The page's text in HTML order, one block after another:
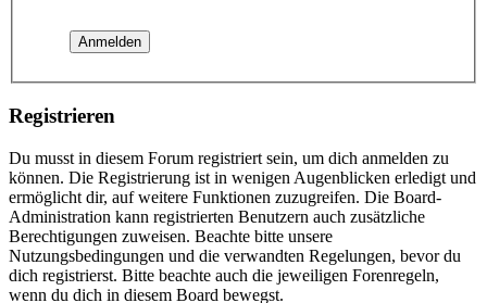
Registrieren
Du musst in diesem Forum registriert sein, um dich anmelden zu
können. Die Registrierung ist in wenigen Augenblicken erledigt und
ermöglicht dir, auf weitere Funktionen zuzugreifen. Die Board-
Administration kann registrierten Benutzern auch zusätzliche
Berechtigungen zuweisen. Beachte bitte unsere
Nutzungsbedingungen und die verwandten Regelungen, bevor du
dich registrierst. Bitte beachte auch die jeweiligen Forenregeln,
wenn du dich in diesem Board bewegst.